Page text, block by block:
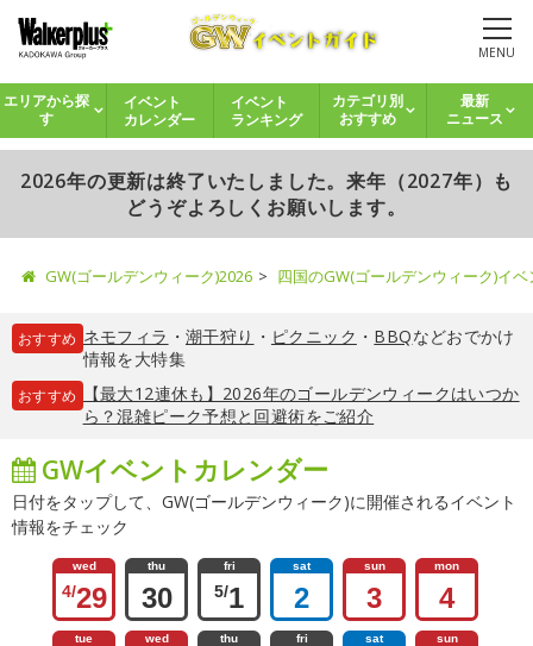
MENU
エリアから探
す
イベント
カレンダー
イベント
ランキング
カテゴリ別
おすすめ
最新
ニュース
2026年の更新は終了いたしました。来年（2027年）も
どうぞよろしくお願いします。
GW(ゴールデンウィーク)2026 四国のGW(ゴールデンウィーク)イ
おすすめ ネモフィラ ・ 潮干狩り ・ ピクニック ・ BBQなどおでかけ
情報を大特集
おすすめ
【最大12連休も】2026年のゴールデンウィークはいつか
ら？混雑ピーク予想と回避術をご紹介
GWイベントカレンダー
日付をタップして、GW(ゴールデンウィーク)に開催されるイベント
情報をチェック
wed
4/29
thu
30
fri
5/1
sat
2
sun
3
mon
4
tue wed thu fri sat sun